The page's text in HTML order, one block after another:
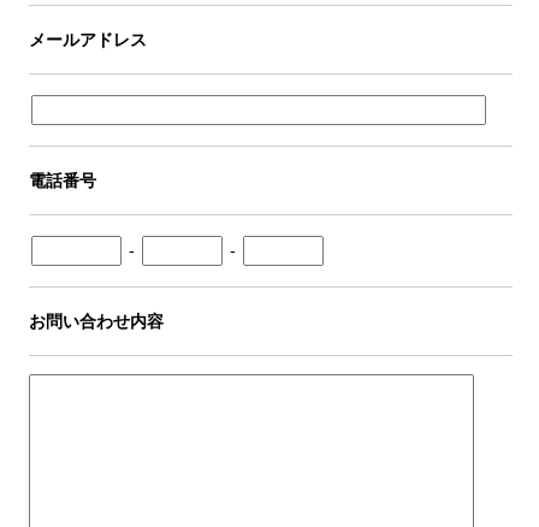
メールアドレス
電話番号
- -
お問い合わせ内容